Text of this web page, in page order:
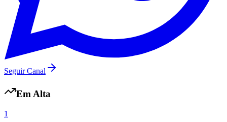
Seguir Canal
Em Alta
1